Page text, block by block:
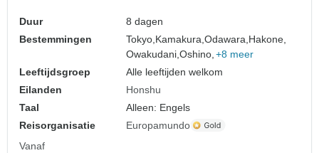
Duur
8 dagen
Bestemmingen
Tokyo, Kamakura,Odawara, Hakone,
Owakudani,Oshino, +8 meer
Leeftijdsgroep
Alle leeftijden welkom
Eilanden
Honshu
Taal
Alleen: Engels
Reisorganisatie
Europamundo
Vanaf